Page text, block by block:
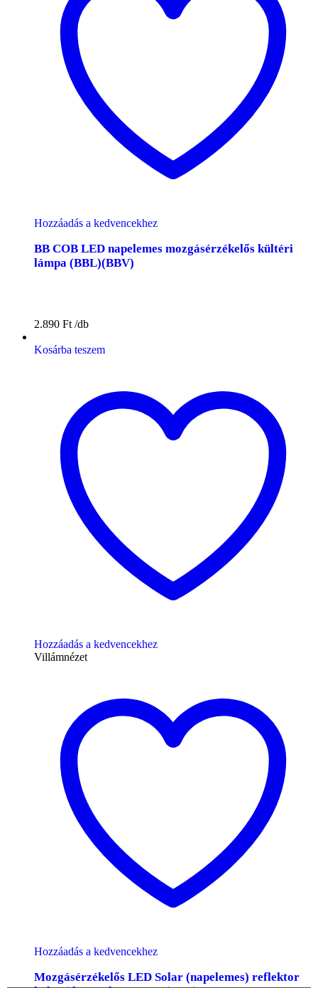
Hozzáadás a kedvencekhez
BB COB LED napelemes mozgásérzékelős kültéri
lámpa (BBL)(BBV)
2.890 Ft
Kosárba teszem
Hozzáadás a kedvencekhez
Villámnézet
Hozzáadás a kedvencekhez
Mozgásérzékelős LED Solar (napelemes) reflektor